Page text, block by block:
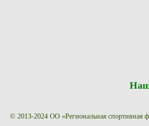
© 2013-2024 ОО «Региональная спортивная